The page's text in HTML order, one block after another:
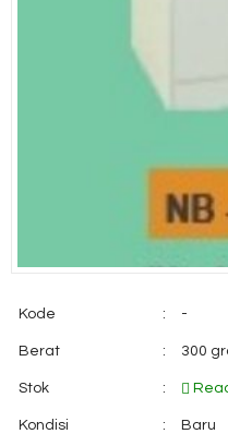
Kode : -
Berat : 300
Stok :
Kondisi : Baru